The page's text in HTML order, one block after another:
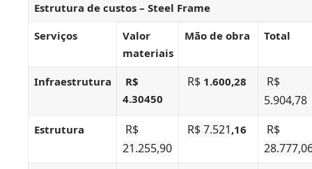
Estrutura de custos – Steel Frame
Serviços
Valor
materiais
Mão de obra Total
Infraestrutura
R$
4.30450
R$ 1.600,28
R$
5.904,78
Estrutura
R$
21.255,90
R$ 7.521 ,16
R$